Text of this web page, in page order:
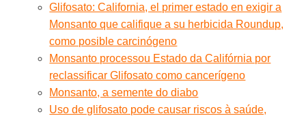
Glifosato: California, el primer estado en exigir a
Monsanto que califique a su herbicida Roundup,
como posible carcinógeno
Monsanto processou Estado da Califórnia por
reclassificar Glifosato como cancerígeno
Monsanto, a semente do diabo
Uso de glifosato pode causar riscos à saúde,